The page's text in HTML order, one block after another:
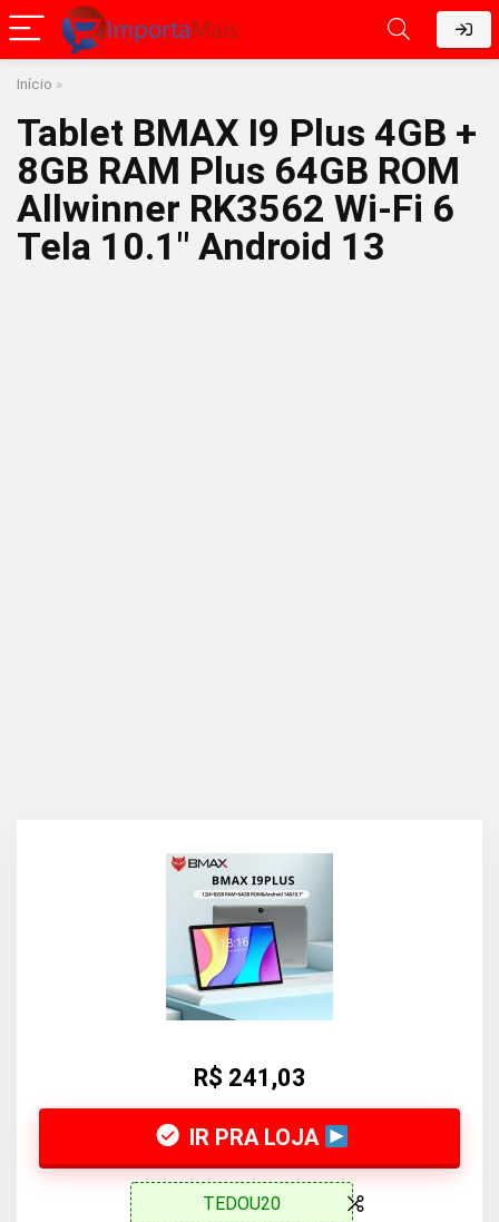
Início »
Tablet BMAX I9 Plus 4GB +
8GB RAM Plus 64GB ROM
Allwinner RK3562 Wi-Fi 6
Tela 10.1″ Android 13
R$ 241,03
IR PRA LOJA
TEDOU20